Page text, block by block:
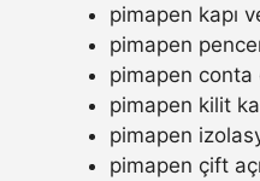
pimapen kapı
pimapen
pimapen conta
pimapen kilit
pimapen
pimapen çift